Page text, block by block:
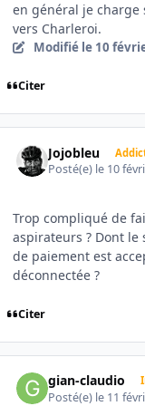
en général je
vers Charleroi.
Modifié le 10
Citer
Jojobleu
Posté(e) le 10
Trop compliqué de
aspirateurs ? Dont
de paiement est
déconnectée ?
Citer
gian-claudio
Posté(e) le 11